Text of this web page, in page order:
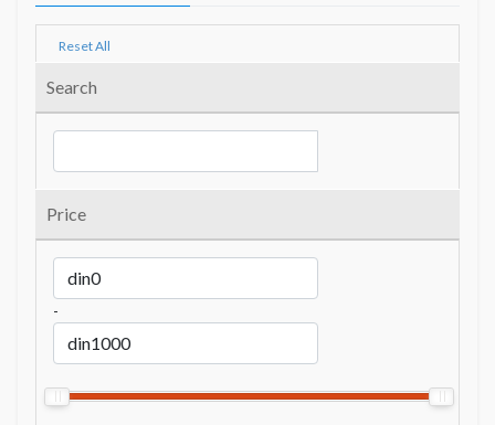
Reset All
Search
Price
-